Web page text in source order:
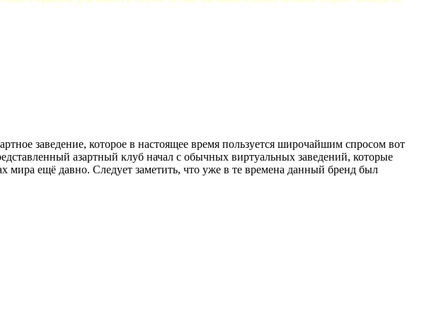
заведение, которое в настоящее время пользуется широчайшим спросом вот
азартный клуб начал с обычных виртуальных заведений, которые
мира ещё давно. Следует заметить, что уже в те времена данный бренд был